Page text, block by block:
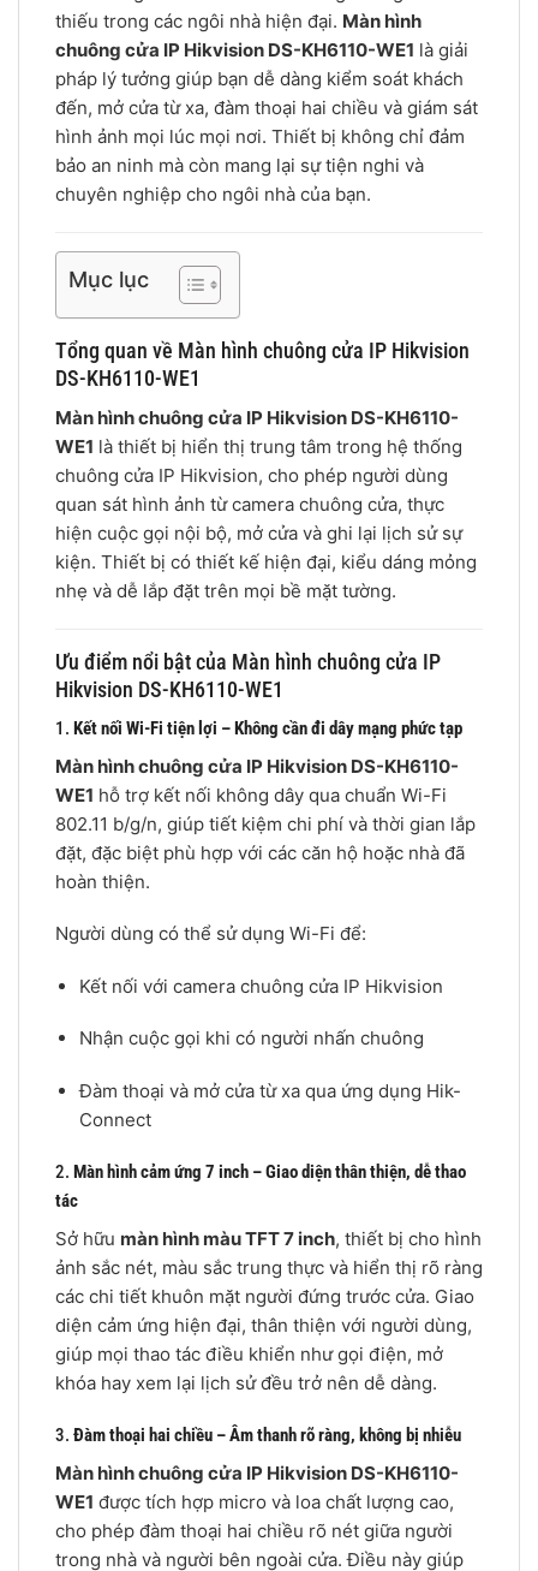
thiếu trong các ngôi nhà hiện đại. Màn hình
chuông cửa IP Hikvision DS-KH6110-WE1 là giải
pháp lý tưởng giúp bạn dễ dàng kiểm soát khách
đến, mở cửa từ xa, đàm thoại hai chiều và giám sát
hình ảnh mọi lúc mọi nơi. Thiết bị không chỉ đảm
bảo an ninh mà còn mang lại sự tiện nghi và
chuyên nghiệp cho ngôi nhà của bạn.
Mục lục
Tổng quan về Màn hình chuông cửa IP Hikvision
DS-KH6110-WE1
Màn hình chuông cửa IP Hikvision DS-KH6110-
WE1 là thiết bị hiển thị trung tâm trong hệ thống
chuông cửa IP Hikvision, cho phép người dùng
quan sát hình ảnh từ camera chuông cửa, thực
hiện cuộc gọi nội bộ, mở cửa và ghi lại lịch sử sự
kiện. Thiết bị có thiết kế hiện đại, kiểu dáng mỏng
nhẹ và dễ lắp đặt trên mọi bề mặt tường.
Ưu điểm nổi bật của Màn hình chuông cửa IP
Hikvision DS-KH6110-WE1
1. Kết nối Wi-Fi tiện lợi – Không cần đi dây mạng phức tạp
Màn hình chuông cửa IP Hikvision DS-KH6110-
WE1 hỗ trợ kết nối không dây qua chuẩn Wi-Fi
802.11 b/g/n, giúp tiết kiệm chi phí và thời gian lắp
đặt, đặc biệt phù hợp với các căn hộ hoặc nhà đã
hoàn thiện.
Người dùng có thể sử dụng Wi-Fi để:
Kết nối với camera chuông cửa IP Hikvision
Nhận cuộc gọi khi có người nhấn chuông
Đàm thoại và mở cửa từ xa qua ứng dụng Hik-
Connect
2. Màn hình cảm ứng 7 inch – Giao diện thân thiện, dễ thao
tác
Sở hữu màn hình màu TFT 7 inch, thiết bị cho hình
ảnh sắc nét, màu sắc trung thực và hiển thị rõ ràng
các chi tiết khuôn mặt người đứng trước cửa. Giao
diện cảm ứng hiện đại, thân thiện với người dùng,
giúp mọi thao tác điều khiển như gọi điện, mở
khóa hay xem lại lịch sử đều trở nên dễ dàng.
3. Đàm thoại hai chiều – Âm thanh rõ ràng, không bị nhiễu
Màn hình chuông cửa IP Hikvision DS-KH6110-
WE1 được tích hợp micro và loa chất lượng cao,
cho phép đàm thoại hai chiều rõ nét giữa người
trong nhà và người bên ngoài cửa. Điều này giúp